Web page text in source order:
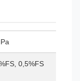
0,5%FS